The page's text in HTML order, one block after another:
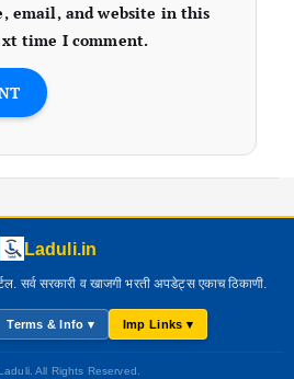
email, and website in this
time I comment.
Laduli.in
सर्व सरकारी व खाजगी भरती अपडेट्स एकाच ठिकाणी.
Terms & Info ▾ Imp Links ▾
All Rights Reserved.